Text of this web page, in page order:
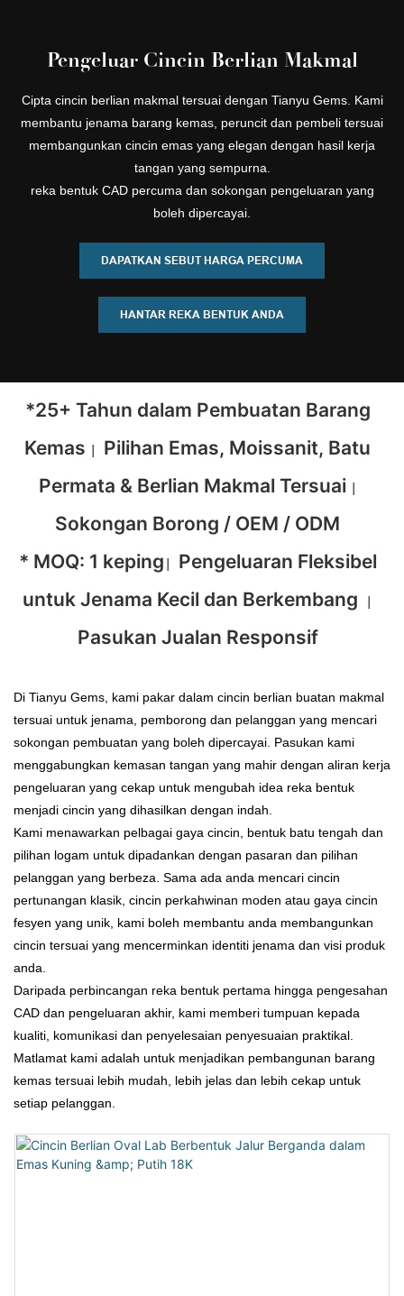
Pengeluar Cincin Berlian Makmal
Cipta cincin berlian makmal tersuai dengan Tianyu Gems. Kami
membantu jenama barang kemas, peruncit dan pembeli tersuai
membangunkan cincin emas yang elegan dengan hasil kerja
tangan yang sempurna.
reka bentuk CAD percuma dan sokongan pengeluaran yang
boleh dipercayai.
DAPATKAN SEBUT HARGA PERCUMA
HANTAR REKA BENTUK ANDA
*25+ Tahun dalam Pembuatan Barang
Kemas | Pilihan Emas, Moissanit, Batu
Permata & Berlian Makmal Tersuai |
Sokongan Borong / OEM / ODM
* MOQ: 1 keping | Pengeluaran Fleksibel
untuk Jenama Kecil dan Berkembang |
Pasukan Jualan Responsif
Di Tianyu Gems, kami pakar dalam cincin berlian buatan makmal
tersuai untuk jenama, pemborong dan pelanggan yang mencari
sokongan pembuatan yang boleh dipercayai. Pasukan kami
menggabungkan kemasan tangan yang mahir dengan aliran kerja
pengeluaran yang cekap untuk mengubah idea reka bentuk
menjadi cincin yang dihasilkan dengan indah.
Kami menawarkan pelbagai gaya cincin, bentuk batu tengah dan
pilihan logam untuk dipadankan dengan pasaran dan pilihan
pelanggan yang berbeza. Sama ada anda mencari cincin
pertunangan klasik, cincin perkahwinan moden atau gaya cincin
fesyen yang unik, kami boleh membantu anda membangunkan
cincin tersuai yang mencerminkan identiti jenama dan visi produk
anda.
Daripada perbincangan reka bentuk pertama hingga pengesahan
CAD dan pengeluaran akhir, kami memberi tumpuan kepada
kualiti, komunikasi dan penyelesaian penyesuaian praktikal.
Matlamat kami adalah untuk menjadikan pembangunan barang
kemas tersuai lebih mudah, lebih jelas dan lebih cekap untuk
setiap pelanggan.